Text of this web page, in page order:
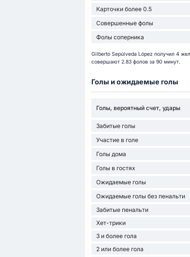
Карточки более 0.5
Совершенные фолы
Фолы соперника
Gilberto Sepúlveda López получил 4
совершают 2.83 фолов за 90 минут.
Голы и ожидаемые голы
Голы, вероятный счет, удары
Забитые голы
Участие в голе
Голы дома
Голы в гостях
Ожидаемые голы
Ожидаемые голы без пенальти
Забитые пенальти
Хет-трики
3 и более гола
2 или более гола